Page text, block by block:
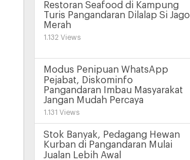
Restoran Seafood di Kampung
Turis Pangandaran Dilalap Si Jago
Merah
1.132 Views
Modus Penipuan WhatsApp
Pejabat, Diskominfo
Pangandaran Imbau Masyarakat
Jangan Mudah Percaya
1.131 Views
Stok Banyak, Pedagang Hewan
Kurban di Pangandaran Mulai
Jualan Lebih Awal